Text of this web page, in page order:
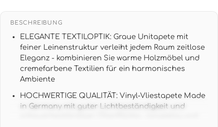
BESCHREIBUNG
ELEGANTE TEXTILOPTIK: Graue Unitapete mit
feiner Leinenstruktur verleiht jedem Raum zeitlose
Eleganz - kombinieren Sie warme Holzmöbel und
cremefarbene Textilien für ein harmonisches
Ambiente
HOCHWERTIGE QUALITÄT: Vinyl-Vliestapete Made
in Germany mit guter Lichtbeständigkeit und